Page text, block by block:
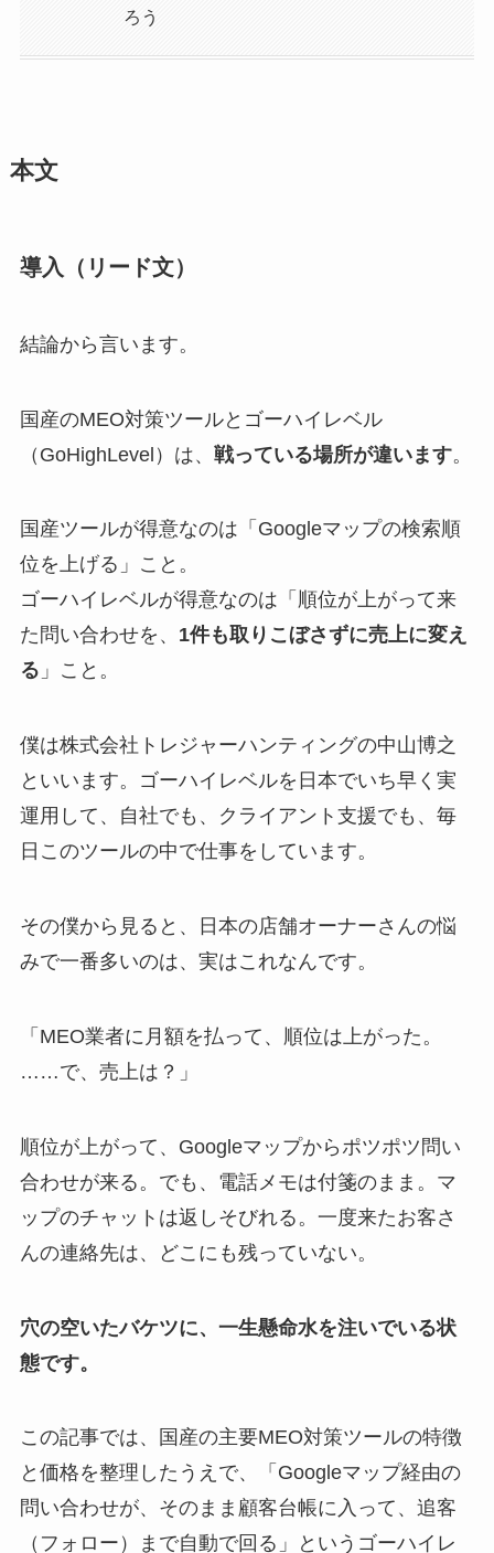
ろう
本文
導入（リード文）
結論から言います。
国産のMEO対策ツールとゴーハイレベル
（GoHighLevel）は、 戦っている場所が違います。
国産ツールが得意なのは「Googleマップの検索順
位を上げる」こと。
ゴーハイレベルが得意なのは「順位が上がって来
た問い合わせを、 1件も取りこぼさずに売上に変え
る 」こと。
僕は株式会社トレジャーハンティングの中山博之
といいます。ゴーハイレベルを日本でいち早く実
運用して、自社でも、クライアント支援でも、毎
日このツールの中で仕事をしています。
その僕から見ると、日本の店舗オーナーさんの悩
みで一番多いのは、実はこれなんです。
「MEO業者に月額を払って、順位は上がった。
……で、売上は？」
順位が上がって、Googleマップからポツポツ問い
合わせが来る。でも、電話メモは付箋のまま。マ
ップのチャットは返しそびれる。一度来たお客さ
んの連絡先は、どこにも残っていない。
穴の空いたバケツに、一生懸命水を注いでいる状
態です。
この記事では、国産の主要MEO対策ツールの特徴
と価格を整理したうえで、「Googleマップ経由の
問い合わせが、そのまま顧客台帳に入って、追客
（フォロー）まで自動で回る」というゴーハイレ